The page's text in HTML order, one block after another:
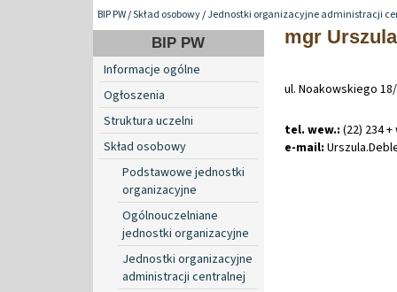
BIP PW/Skład osobowy/Jednostki organizacyjne administracji
BIP PW
Informacje ogólne
Ogłoszenia
Struktura uczelni
Skład osobowy
Podstawowe jednostki
organizacyjne
Ogólnouczelniane
jednostki organizacyjne
Jednostki organizacyjne
administracji centralnej
mgr
ul. Noakowskiego
tel. wew.: (22) 234
e-mail: Urszula.